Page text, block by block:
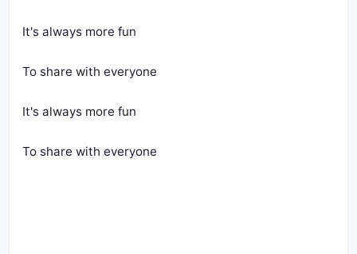
It's always more fun
To share with everyone
It's always more fun
To share with everyone